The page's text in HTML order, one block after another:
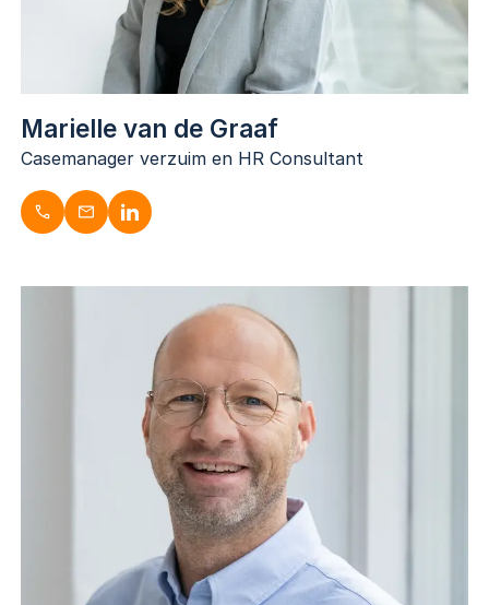
Marielle van de Graaf
Casemanager verzuim en HR Consultant
Marielle
https://www.linkedin.com/in/marielle-van-de-